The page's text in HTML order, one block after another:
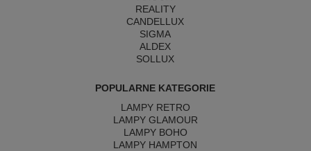
REALITY
CANDELLUX
SIGMA
ALDEX
SOLLUX
POPULARNE KATEGORIE
LAMPY RETRO
LAMPY GLAMOUR
LAMPY BOHO
LAMPY HAMPTON